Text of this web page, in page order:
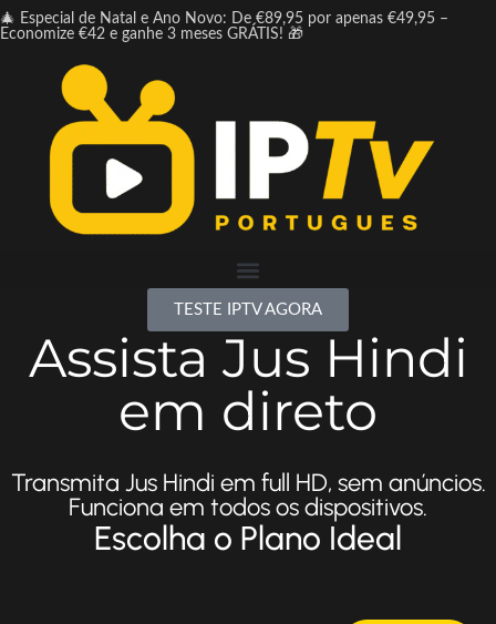
🎄 Especial de Natal e Ano Novo: De €89,95 por apenas €49,95 –
Economize €42 e ganhe 3 meses GRÁTIS! 🎁
TESTE IPTV AGORA
Assista Jus Hindi
em direto
Transmita Jus Hindi em full HD, sem anúncios.
Funciona em todos os dispositivos.
Escolha o Plano Ideal